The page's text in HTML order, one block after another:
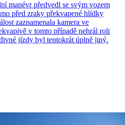
manévr předvedl se svým vozem
před zraky překvapené hlídky
zaznamenala kamera ve
v tomto případě nehrál roli
jízdy byl tentokrát úplně jiný.